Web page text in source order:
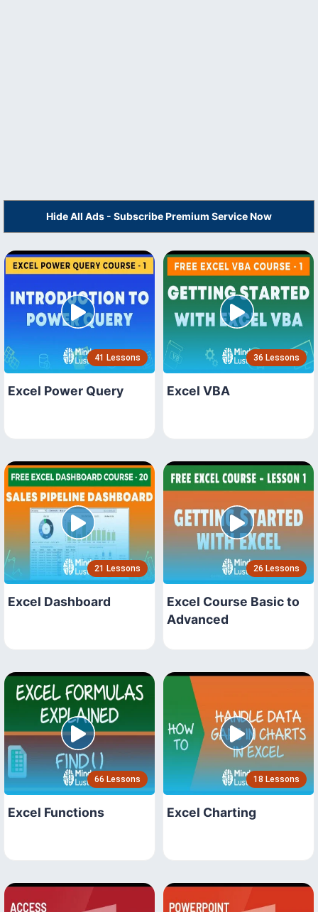
Hide All Ads - Subscribe Premium Service Now
41 Lessons
Excel Power Query
36 Lessons
Excel VBA
21 Lessons
Excel Dashboard
26 Lessons
Excel Course Basic to
Advanced
66 Lessons
Excel Functions
18 Lessons
Excel Charting